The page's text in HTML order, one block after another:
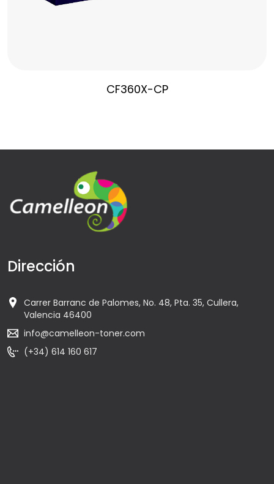
CF360X-CP
Dirección
Carrer Barranc de Palomes, No. 48, Pta. 35, Cullera,
Valencia 46400
info@camelleon-toner.com
(+34) 614 160 617